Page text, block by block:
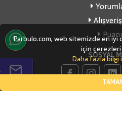
SOSYAL
Parbulo.com, web sitemizde en iyi
için çerezleri
Daha fazla bilgi